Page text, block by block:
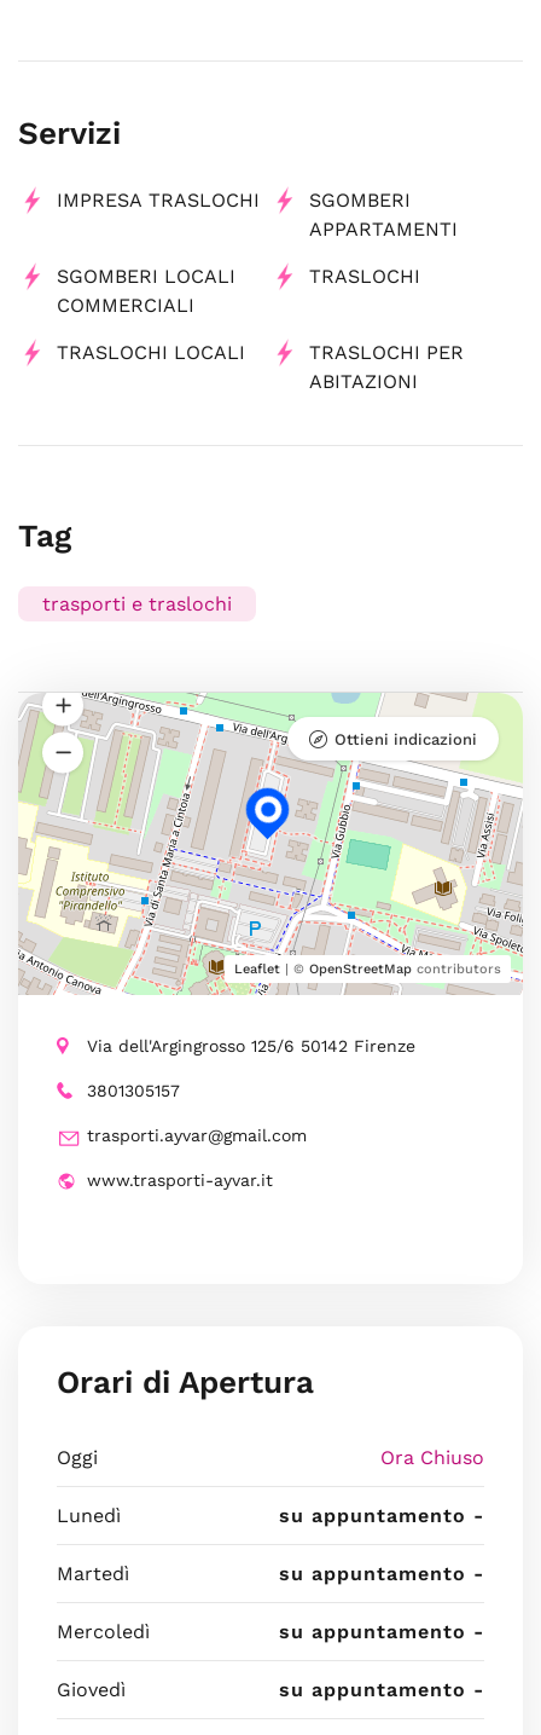
Servizi
IMPRESA TRASLOCHI
SGOMBERI
APPARTAMENTI
SGOMBERI LOCALI
COMMERCIALI
TRASLOCHI
TRASLOCHI LOCALI
TRASLOCHI PER
ABITAZIONI
Tag
trasporti e traslochi
Leaflet | © OpenStreetMap contributors
Ottieni indicazioni
Via dell'Argingrosso 125/6 50142 Firenze
3801305157
trasporti.ayvar@gmail.com
www.trasporti-ayvar.it
Orari di Apertura
Oggi Ora Chiuso
Lunedì su appuntamento -
Martedì su appuntamento -
Mercoledì su appuntamento -
Giovedì su appuntamento -